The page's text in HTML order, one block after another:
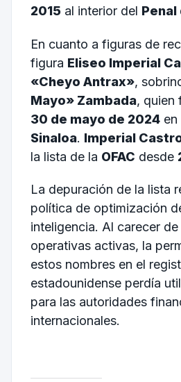
2015 al interior del
En cuanto a figuras de
figura Eliseo Imperial
«Cheyo Antrax»,
Mayo» Zambada, quien
30 de mayo de 2024en
Sinaloa. Imperial
la lista de la OFAC desde
La depuración de la lista
política de optimización
inteligencia. Al carecer
operativas activas, la
estos nombres en el
estadounidense perdía
para las autoridades
internacionales.